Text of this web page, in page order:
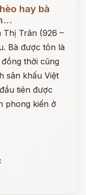
hay bà
Thị Trân (926 –
Bà được tôn là
thời cũng
sân khấu Việt
tiên được
phong kiến ở